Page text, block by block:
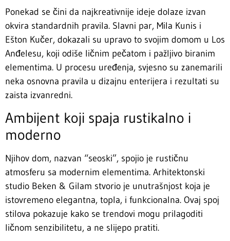
Ponekad se čini da najkreativnije ideje dolaze izvan
okvira standardnih pravila. Slavni par, Mila Kunis i
Ešton Kučer, dokazali su upravo to svojim domom u Los
Anđelesu, koji odiše ličnim pečatom i pažljivo biranim
elementima. U procesu uređenja, svjesno su zanemarili
neka osnovna pravila u dizajnu enterijera i rezultati su
zaista izvanredni.
Ambijent koji spaja rustikalno i
moderno
Njihov dom, nazvan “seoski”, spojio je rustičnu
atmosferu sa modernim elementima. Arhitektonski
studio Beken & Gilam stvorio je unutrašnjost koja je
istovremeno elegantna, topla, i funkcionalna. Ovaj spoj
stilova pokazuje kako se trendovi mogu prilagoditi
ličnom senzibilitetu, a ne slijepo pratiti.